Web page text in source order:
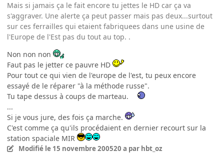
Mais si jamais ça le fait encore tu jettes le HD car ça va
s'aggraver. Une alerte ça peut passer mais pas deux...surtout
sur ces ferrailles qui etaient fabriquees dans une usine de
l'Europe de l'Est pas du tout au top. .
Non non non
Faut pas le jetter ce pauvre HD
Pour tout ce qui vien de l'europe de l'est, tu peux encore
essayé de le réparer "à la méthode russe".
Tu tape dessus à coups de marteau.
...
Si je vous jure, des fois ça marche.
C'est comme ça qu'ils procédaient en dernier recourt sur la
station spaciale MIR
Modifié le 15 novembre 200520 a par hbt_oz